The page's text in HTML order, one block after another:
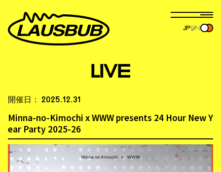
JPEN
LIVE
開催日： 2025.12.31
Minna-no-Kimochi x WWW presents 24 Hour New Y
ear Party 2025-26